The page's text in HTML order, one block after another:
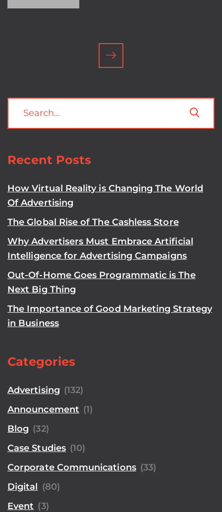
Recent Posts
How Virtual Reality is Changing The World
Of Advertising
The Global Rise of The Cashless Store
Why Advertisers Must Embrace Artificial
Intelligence for Advertising Campaigns
Out-Of-Home Goes Programmatic is The
Next Big Thing
The Importance of Good Marketing Strategy
in Business
Categories
Advertising (132)
Announcement (1)
Blog (32)
Case Studies (10)
Corporate Communications (33)
Digital (80)
Event (3)